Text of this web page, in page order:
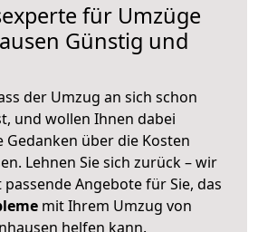
für Umzüge
Günstig und
der Umzug an sich schon
und wollen Ihnen dabei
Gedanken über die Kosten
Lehnen Sie sich zurück – wir
Angebote für Sie, das
mit Ihrem Umzug von
helfen kann.